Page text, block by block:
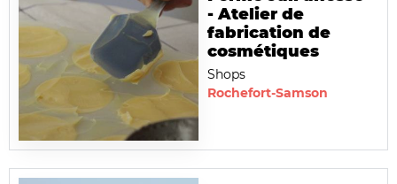
- Atelier de
fabrication de
cosmétiques
Shops
Rochefort-Samson